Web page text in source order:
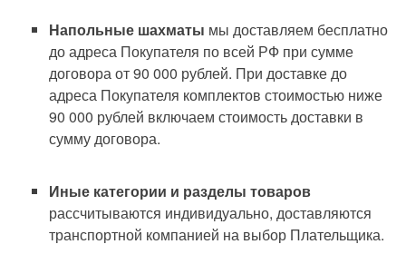
Напольные шахматы мы доставляем бесплатно
до адреса Покупателя по всей РФ при сумме
договора от 90 000 рублей. При доставке до
адреса Покупателя комплектов стоимостью ниже
90 000 рублей включаем стоимость доставки в
сумму договора.
Иные категории и разделы товаров
рассчитываются индивидуально, доставляются
транспортной компанией на выбор Плательщика.